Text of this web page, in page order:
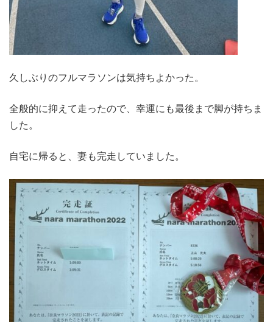
久しぶりのフルマラソンは気持ちよかった。
全般的に抑えて走ったので、幸運にも最後まで脚が持ちま
した。
自宅に帰ると、妻も完走していました。